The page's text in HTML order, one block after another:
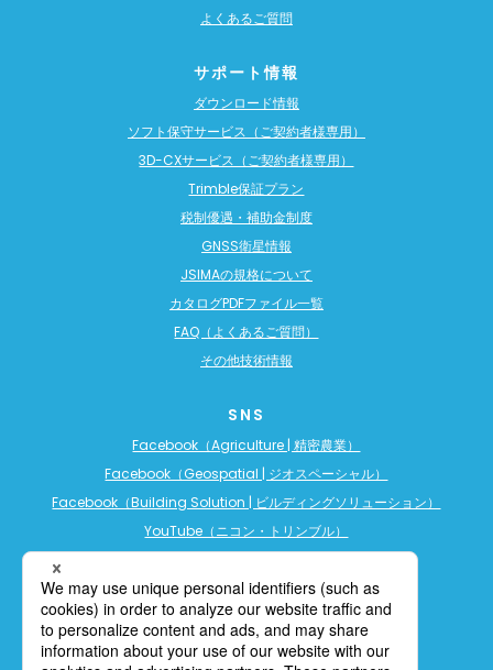
よくあるご質問
サポート情報
ダウンロード情報
ソフト保守サービス（ご契約者様専用）
3D-CXサービス（ご契約者様専用）
Trimble保証プラン
税制優遇・補助金制度
GNSS衛星情報
JSIMAの規格について
カタログPDFファイル一覧
FAQ（よくあるご質問）
その他技術情報
SNS
Facebook（Agriculture | 精密農業）
Facebook（Geospatial | ジオスペーシャル）
Facebook（Building Solution | ビルディングソリューション）
YouTube（ニコン・トリンブル）
YouTube（ビルディングソリューション）
LINE公式アカウント（精密農業）